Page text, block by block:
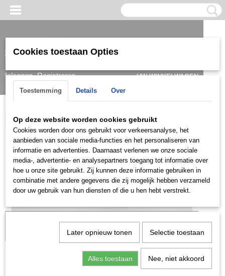
Inloggen Registreren
UW WINKELWAGEN
Home > >Ringen KRG0302
Let op: het kan voorkomen dat het product onlangs in de zaak
is verkocht; in dat geval nemen wij contact met u op.
Cookies toestaan Opties
Toestemming Details Over
Op deze website worden cookies gebruikt
Cookies worden door ons gebruikt voor verkeersanalyse, het
aanbieden van sociale media-functies en het personaliseren van
informatie en advertenties. Daarnaast verlenen we onze sociale
media-, advertentie- en analysepartners toegang tot informatie over
hoe u onze site gebruikt. Zij kunnen deze informatie gebruiken in
combinatie met andere gegevens die zij mogelijk hebben verzameld
door uw gebruik van hun diensten of die u hen hebt verstrekt.
Later opnieuw tonen Selectie toestaan
Alles toestaan Nee, niet akkoord